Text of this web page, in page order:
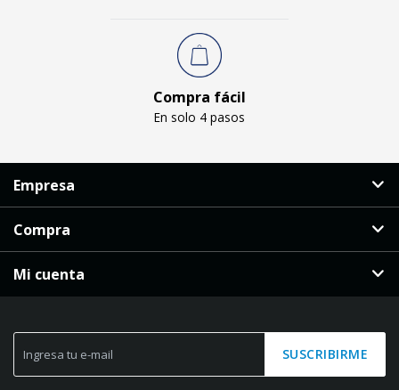
Compra fácil
En solo 4 pasos
SUSCRIBIRME
Empresa
Compra
Mi cuenta